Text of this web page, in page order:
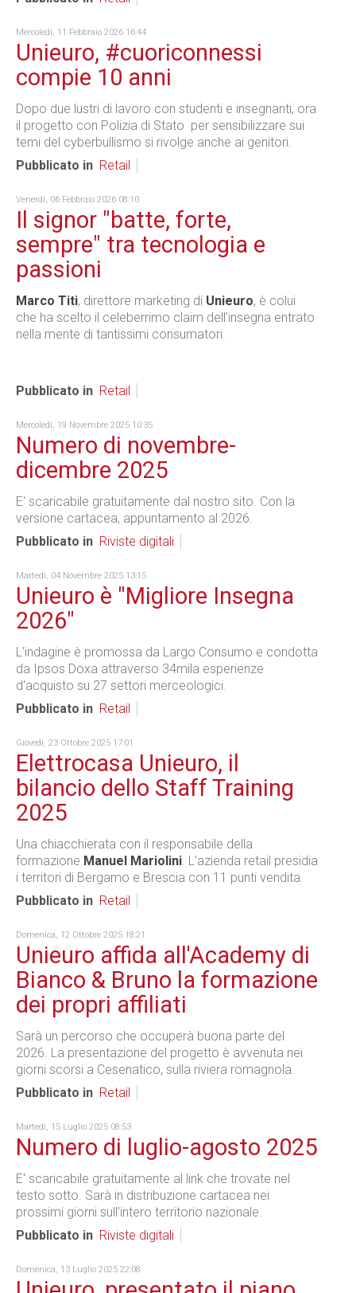
Mercoledì, 11 Febbraio 2026 16:44
Unieuro, #cuoriconnessi
compie 10 anni
Dopo due lustri di lavoro con studenti e insegnanti, ora
il progetto con Polizia di Stato per sensibilizzare sui
temi del cyberbullismo si rivolge anche ai genitori.
Pubblicato in Retail
Venerdì, 06 Febbraio 2026 08:10
Il signor "batte, forte,
sempre" tra tecnologia e
passioni
Marco Titi, direttore marketing di Unieuro, è colui
che ha scelto il celeberrimo claim dell'insegna entrato
nella mente di tantissimi consumatori.
Pubblicato in Retail
Mercoledì, 19 Novembre 2025 10:35
Numero di novembre-
dicembre 2025
E' scaricabile gratuitamente dal nostro sito. Con la
versione cartacea, appuntamento al 2026.
Pubblicato in Riviste digitali
Martedì, 04 Novembre 2025 13:15
Unieuro è "Migliore Insegna
2026"
L'indagine è promossa da Largo Consumo e condotta
da Ipsos Doxa attraverso 34mila esperienze
d'acquisto su 27 settori merceologici.
Pubblicato in Retail
Giovedì, 23 Ottobre 2025 17:01
Elettrocasa Unieuro, il
bilancio dello Staff Training
2025
Una chiacchierata con il responsabile della
formazione Manuel Mariolini. L'azienda retail presidia
i territori di Bergamo e Brescia con 11 punti vendita.
Pubblicato in Retail
Domenica, 12 Ottobre 2025 18:21
Unieuro affida all'Academy di
Bianco & Bruno la formazione
dei propri affiliati
Sarà un percorso che occuperà buona parte del
2026. La presentazione del progetto è avvenuta nei
giorni scorsi a Cesenatico, sulla riviera romagnola.
Pubblicato in Retail
Martedì, 15 Luglio 2025 08:53
Numero di luglio-agosto 2025
E' scaricabile gratuitamente al link che trovate nel
testo sotto. Sarà in distribuzione cartacea nei
prossimi giorni sull'intero territorio nazionale.
Pubblicato in Riviste digitali
Domenica, 13 Luglio 2025 22:08